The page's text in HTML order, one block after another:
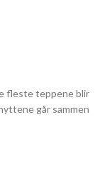
fleste teppene blir
går sammen